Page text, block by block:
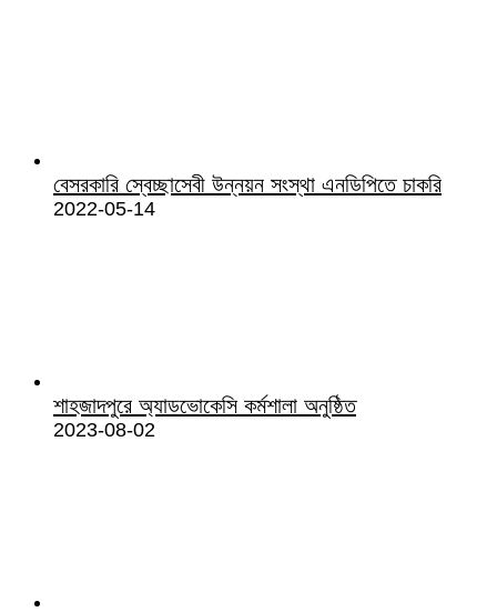
বেসরকারি স্বেচ্ছাসেবী উন্নয়ন সংস্থা এনডিপিতে চাকরি
2022-05-14
শাহজাদপুরে অ্যাডভোকেসি কর্মশালা অনুষ্ঠিত
2023-08-02